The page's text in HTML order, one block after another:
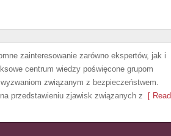
zainteresowanie zarówno ekspertów, jak i
centrum wiedzy poświęcone grupom
związanym z bezpieczeństwem.
przedstawieniu zjawisk związanych z [ Read